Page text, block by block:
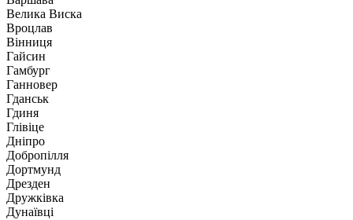
Велика Виска
Вроцлав
Вінниця
Гайсин
Гамбург
Ганновер
Гданськ
Гдиня
Глівіце
Дніпро
Добропілля
Дортмунд
Дрезден
Дружківка
Дунаївці